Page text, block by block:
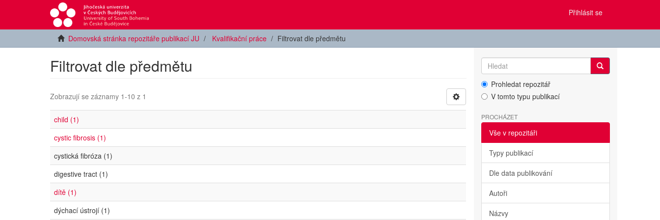
Přihlásit se
Domovská stránka repozitáře publikací JU Kvalifikační práce Filtrovat dle předmětu
Filtrovat dle předmětu
Zobrazují se záznamy 1-10 z 1
child (1)
cystic fibrosis (1)
cystická fibróza (1)
digestive tract (1)
dítě (1)
dýchací ústrojí (1)
Prohledat repozitář
V tomto typu publikací
PROCHÁZET
Vše v repozitáři
Typy publikací
Dle data publikování
Autoři
Názvy